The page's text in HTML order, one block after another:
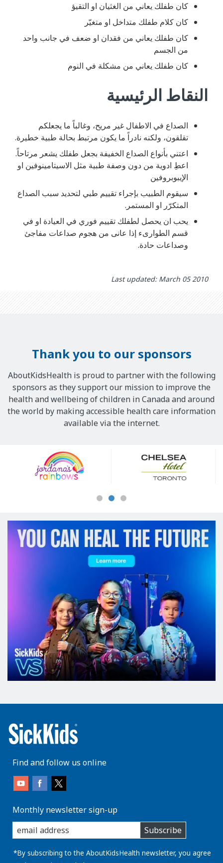
كان طفلك يعاني من الغثيان او التقيؤ
كان كلام طفلك متداخل او متغيّر
كان طفلك يعاني من فقدان او ضعف في جانب واحد
من الجسم
كان طفلك يعاني من مشكلة في النوم
النقاط الرئيسية
الصداع في الاطفال غير مريح، وغالباً ما يجعلكم
تقلقون، ولكنه نادراً ما يكون مرتبط بحالة طبية خطيرة.
اعتني بأنواع الصداع الخفيفة بجعل طفلك يشعر مرتاحاً.
اعطِ ادوية من دون وصفة طبية مثل الاسيتامينوفين او
الإيبوبروفين
سيقوم الطبيب بإجراء تقييم طبي لتحديد سبب الصداع
المتكرّر او المستمر.
يحب ان يحصل لطفلك تقييم فوري في العيادة او في
قسم الطوارىء إذا عانى من هجوم صداعات مفاجئ
وصداعات حادة.
Last updated: March 05 2010
Thank you to our sponsors
AboutKidsHealth is proud to partner with the following
sponsors as they support our mission to improve the
health and wellbeing of children in Canada and around
the world by making accessible health care information
available via the internet.
Sponsors
Find and follow us online
Monthly newsletter sign-up
enter
you
email
address:
Subscribe
*By subscribing to the AboutKidsHealth newsletter, you agree